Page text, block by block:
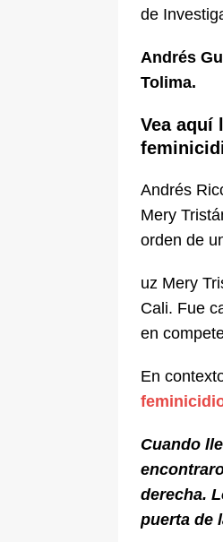
de
Andrés
Tolima.
Vea aquí
Andrés
Mery
orden de
uz Mery
Cali. Fue
en
En
Cuando
derecha.
puerta de